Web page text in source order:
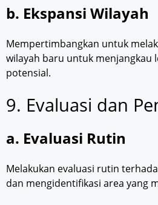
b. Ekspansi Wilayah
Mempertimbangkan untuk
wilayah baru untuk menjangkau
potensial.
9. Evaluasi dan
a. Evaluasi Rutin
Melakukan evaluasi rutin
dan mengidentifikasi area yang